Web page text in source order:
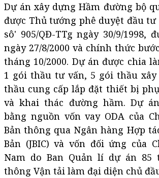
Dự án xây dựng Hầm đường bộ
được Thủ tướng phê duyệt đầu
sô' 905/QĐ-TTg ngày 30/9/1998,
ngày 27/8/2000 và chính thức
tháng 10/2000. Dự án được chia
1 gói thầu tư vấn, 5 gói thầu
thầu cung cấp lắp đặt thiết bị
và khai thác đường hầm. Dự
bằng nguồn vốn vay ODA của
Bản thông qua Ngân hàng Hợp
Bản (JBIC) và vốn đối ứng của
Nam do Ban Quản lí dự án 85
thông Vận tải làm đại diện chủ